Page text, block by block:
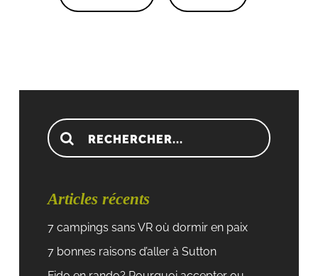
Recherche:
Articles récents
7 campings sans VR où dormir en paix
7 bonnes raisons d’aller à Sutton